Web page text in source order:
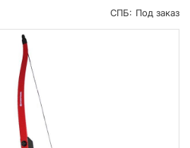
СПБ: Под заказ